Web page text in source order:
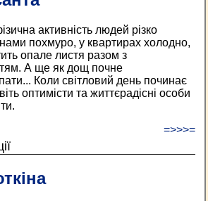
активність людей різко
похмуро, у квартирах холодно,
опале листя разом з
А ще як дощ почне
Коли світловий день починає
оптимісти та життєрадісні особи
=>>>=